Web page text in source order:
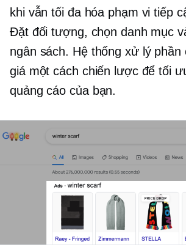
khi vẫn tối đa hóa phạm vi tiếp
Đặt đối tượng, chọn danh mục
ngân sách. Hệ thống xử lý phần
giá một cách chiến lược để tối
quảng cáo của bạn.